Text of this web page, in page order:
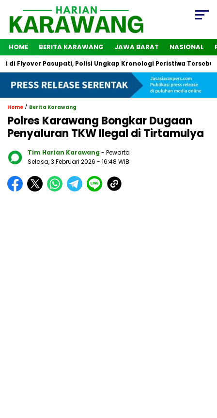
HOME BERITA KARAWANG JAWA BARAT NASIONAL
Pasupati, Polisi Ungkap Kronologi Peristiwa Tersebut
Home / Berita Karawang
Polres Karawang Bongkar Dugaan
Penyaluran TKW Ilegal di Tirtamulya
Tim Harian Karawang - Pewarta
Selasa, 3 Februari 2026 - 16:48 WIB